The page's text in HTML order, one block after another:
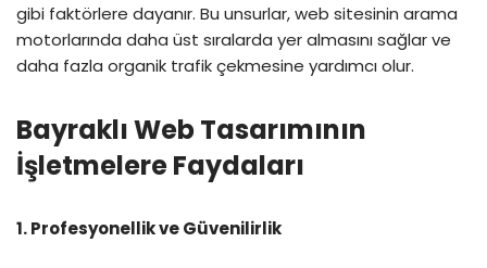
gibi faktörlere dayanır. Bu unsurlar, web sitesinin arama
motorlarında daha üst sıralarda yer almasını sağlar ve
daha fazla organik trafik çekmesine yardımcı olur.
Bayraklı Web Tasarımının
İşletmelere Faydaları
1. Profesyonellik ve Güvenilirlik